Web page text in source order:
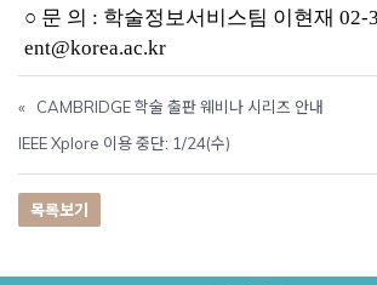
○ 문 의 : 학술정보서비스팀 이현재 02-
ent@korea.ac.kr
«
CAMBRIDGE 학술 출판 웨비나 시리즈 안내
IEEE Xplore 이용 중단: 1/24(수)
목록보기